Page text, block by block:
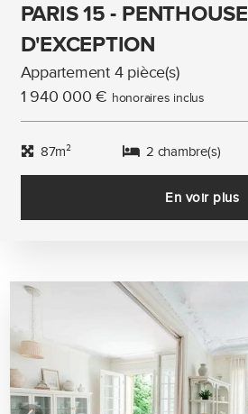
PARIS 15 - PENTHOUSE
D'EXCEPTION
Appartement 4 pièce(s)
1 940 000 € honoraires inclus
87m² 2 chambre(s)
En voir plus